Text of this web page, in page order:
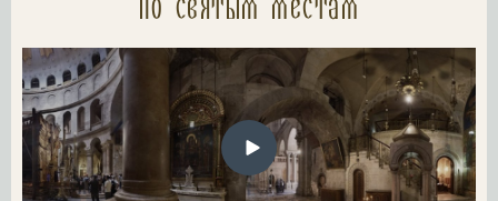
по святым местам